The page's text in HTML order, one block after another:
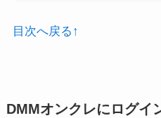
目次へ戻る↑
DMMオンクレにログイ